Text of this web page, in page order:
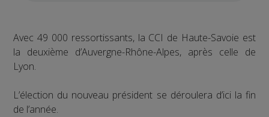
Avec 49 000 ressortissants, la CCI de Haute-Savoie est
la deuxième d’Auvergne-Rhône-Alpes, après celle de
Lyon.
L’élection du nouveau président se déroulera d’ici la fin
de l’année.